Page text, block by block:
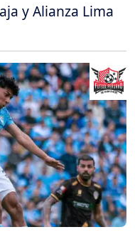
y Alianza Lima